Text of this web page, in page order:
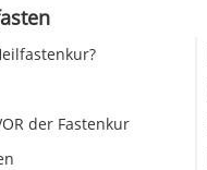
der Fastenkur